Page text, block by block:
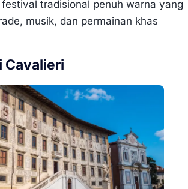
tradisional penuh warna yang
musik, dan permainan khas
Cavalieri